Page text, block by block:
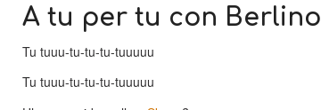
A tu per tu con Berlino
Tu tuuu-tu-tu-tu-tuuuuu
Tu tuuu-tu-tu-tu-tuuuuu